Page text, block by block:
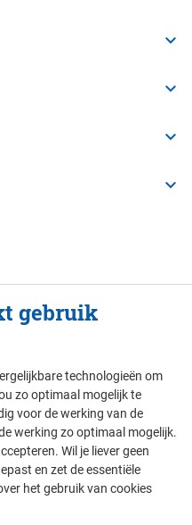
2026
gebruik
technologieën om
zo optimaal mogelijk te
voor de werking van de
werking zo optimaal mogelijk.
Wil je liever geen
en zet de essentiële
het gebruik van cookies